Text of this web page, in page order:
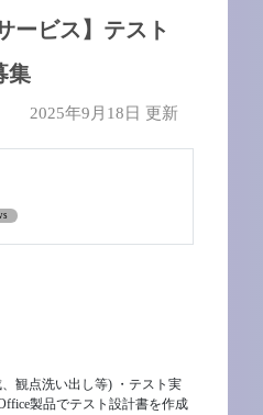
ービス】テスト
集
2025年9月18日 更新
観点洗い出し等) ・テスト実
製品でテスト設計書を作成